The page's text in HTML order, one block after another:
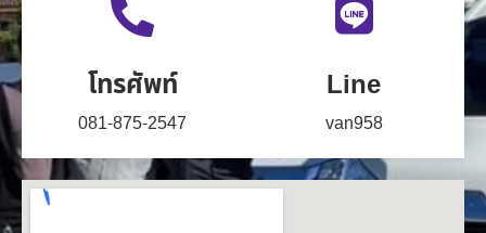
โทรศัพท์
081-875-2547
Line
van958